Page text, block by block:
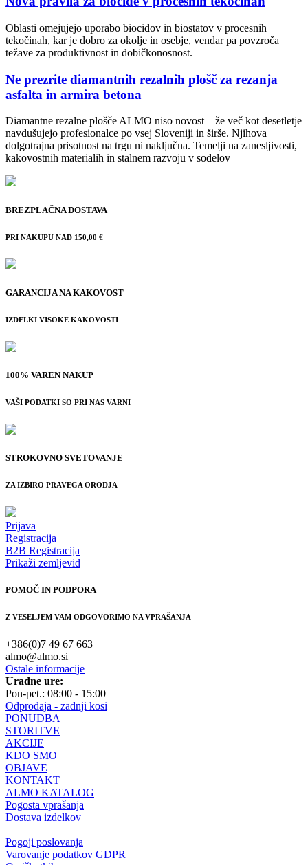
Oblasti omejujejo uporabo biocidov in biostatov v procesnih
tekočinah, kar je dobro za okolje in osebje, vendar pa povzroča
težave za produktivnost in dobičkonosnost.
Ne prezrite diamantnih rezalnih plošč za rezanja
asfalta in armira betona
Diamantne rezalne plošče ALMO niso novost – že več kot desetletje
navdušujejo profesionalce po vsej Sloveniji in širše. Njihova
dolgotrajna prisotnost na trgu ni naključna. Temelji na zanesljivosti,
kakovostnih materialih in stalnem razvoju v sodelov
BREZPLAČNA DOSTAVA
PRI NAKUPU NAD 150,00 €
GARANCIJA NA KAKOVOST
IZDELKI VISOKE KAKOVOSTI
100% VAREN NAKUP
VAŠI PODATKI SO PRI NAS VARNI
STROKOVNO SVETOVANJE
ZA IZBIRO PRAVEGA ORODJA
Prijava
Registracija
B2B Registracija
Prikaži zemljevid
POMOČ IN PODPORA
Z VESELJEM VAM ODGOVORIMO NA VPRAŠANJA
+386(0)7 49 67 663
almo@almo.si
Ostale informacije
Uradne ure:
Pon-pet.: 08:00 - 15:00
Odprodaja - zadnji kosi
PONUDBA
STORITVE
AKCIJE
KDO SMO
OBJAVE
KONTAKT
ALMO KATALOG
Pogosta vprašanja
Dostava izdelkov
Pogoji poslovanja
Varovanje podatkov GDPR